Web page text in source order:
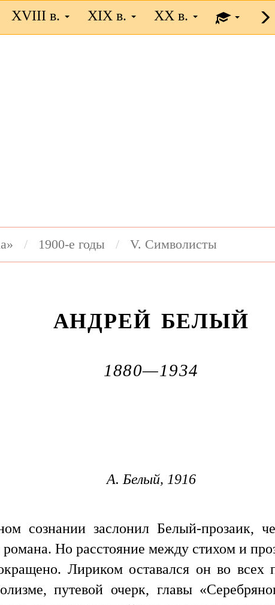
XVIII в. XIX в. XX в.
1900-е годы V. Символисты
АНДРЕЙ БЕЛЫЙ
1880—1934
А. Белый, 1916
сознании заслонил Белый-прозаик,
романа. Но расстояние между стихом и
Лириком оставался он во всех
путевой очерк, главы